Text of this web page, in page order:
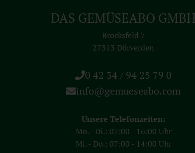
DAS GEMÜSEABO GMBH
Brocksfeld 7
27313 Dörverden
0 42 34 / 94 25 79 0
info@gemueseabo.com
Unsere Telefonzeiten:
Mo. - Di.: 07:00 - 16:00 Uhr
Mi. - Do.: 07:00 - 14:00 Uhr